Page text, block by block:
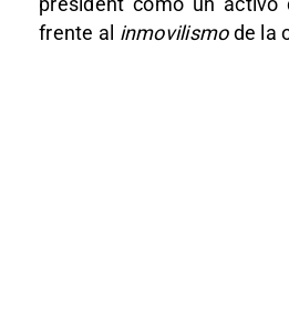
frente al inmovilismode la